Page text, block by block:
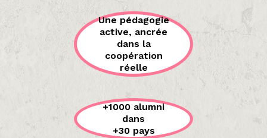
Une pédagogie
active, ancrée
dans la
coopération
réelle
+1000 alumni
dans
+30 pays